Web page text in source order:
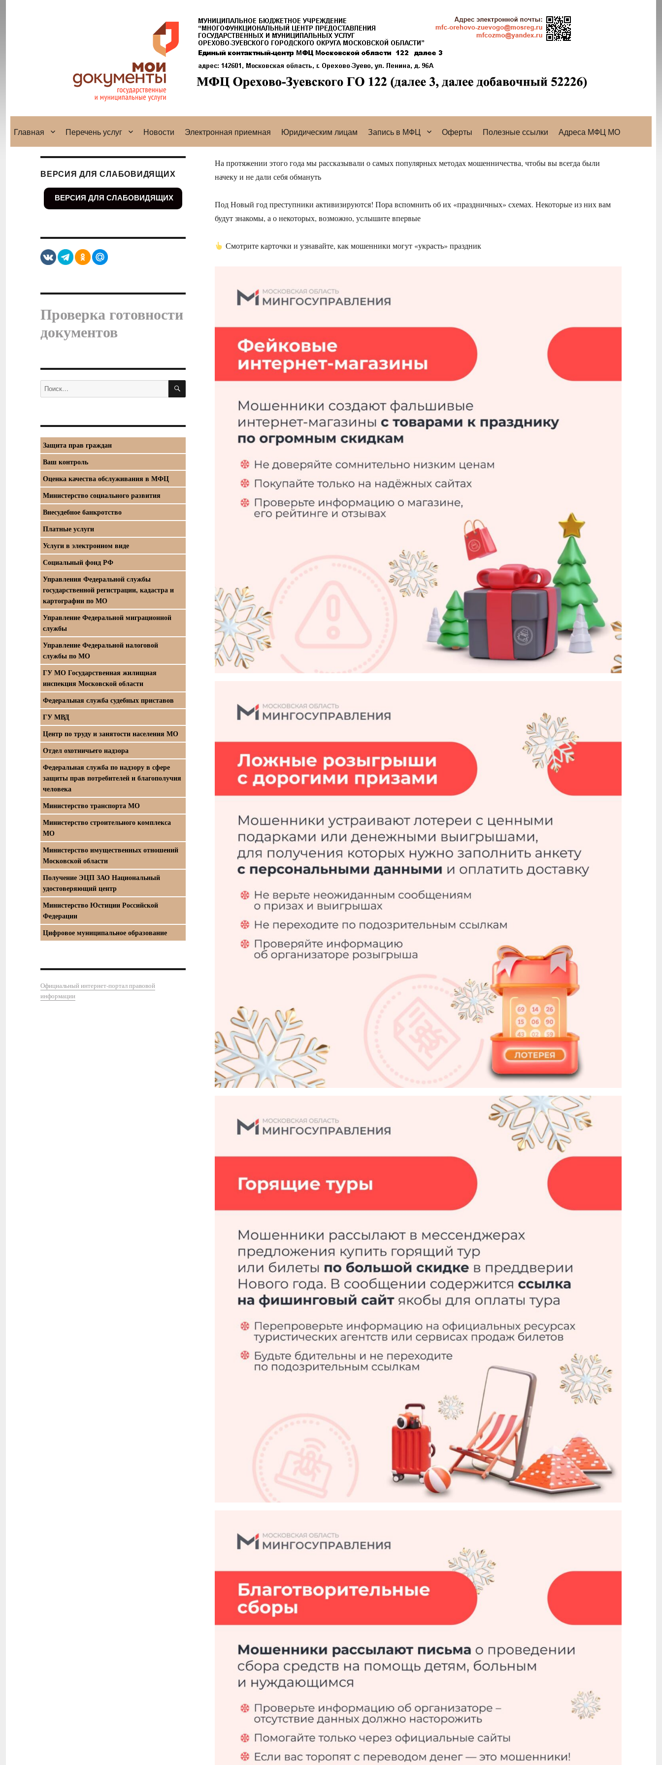
Главная Перечень услуг Новости Электронная приемная Юридическим лицам Запись в МФЦ Оферты Полезные ссылки Адреса МФЦ МО
На протяжении этого года мы рассказывали о самых популярных методах мошенничества, чтобы вы всегда были
начеку и не дали себя обмануть
Под Новый год преступники активизируются! Пора вспомнить об их «праздничных» схемах. Некоторые из них вам
будут знакомы, а о некоторых, возможно, услышите впервые
Смотрите карточки и узнавайте, как мошенники могут «украсть» праздник
ВЕРСИЯ ДЛЯ СЛАБОВИДЯЩИХ
ВЕРСИЯ ДЛЯ СЛАБОВИДЯЩИХ
Проверка готовности
документов
Искать: ПОИСК
Защита прав граждан
Ваш контроль
Оценка качества обслуживания в МФЦ
Министерство социального развития
Внесудебное банкротство
Платные услуги
Услуги в электронном виде
Социальный фонд РФ
Управления Федеральной службы
государственной регистрации, кадастра и
картографии по МО
Управление Федеральной миграционной
службы
Управление Федеральной налоговой
службы по МО
ГУ МО Государственная жилищная
инспекция Московской области
Федеральная служба судебных приставов
ГУ МВД
Центр по труду и занятости населения МО
Отдел охотничьего надзора
Федеральная служба по надзору в сфере
защиты прав потребителей и благополучия
человека
Министерство транспорта МО
Министерство строительного комплекса
МО
Министерство имущественных отношений
Московской области
Получение ЭЦП ЗАО Национальный
удостоверяющий центр
Министерство Юстиции Российской
Федерации
Цифровое муниципальное образование
Официальный интернет-портал правовой
информации